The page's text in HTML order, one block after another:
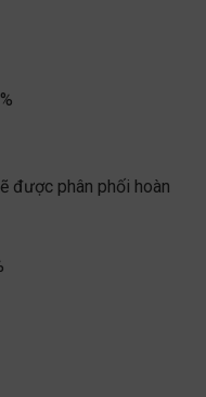
được phân phối hoàn